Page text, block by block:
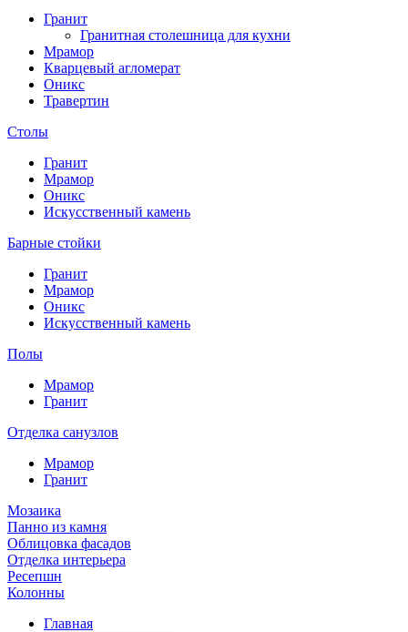
Гранит
Гранитная столешница для кухни
Мрамор
Кварцевый агломерат
Оникс
Травертин
Столы
Гранит
Мрамор
Оникс
Искусственный камень
Барные стойки
Гранит
Мрамор
Оникс
Искусственный камень
Полы
Мрамор
Гранит
Отделка санузлов
Мрамор
Гранит
Мозаика
Панно из камня
Облицовка фасадов
Отделка интерьера
Ресепшн
Колонны
Главная